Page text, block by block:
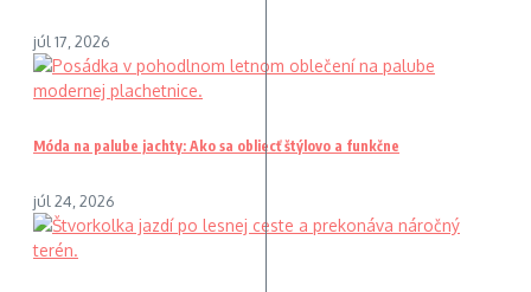
júl 17, 2026
Móda na palube jachty: Ako sa obliecť štýlovo a funkčne
júl 24, 2026